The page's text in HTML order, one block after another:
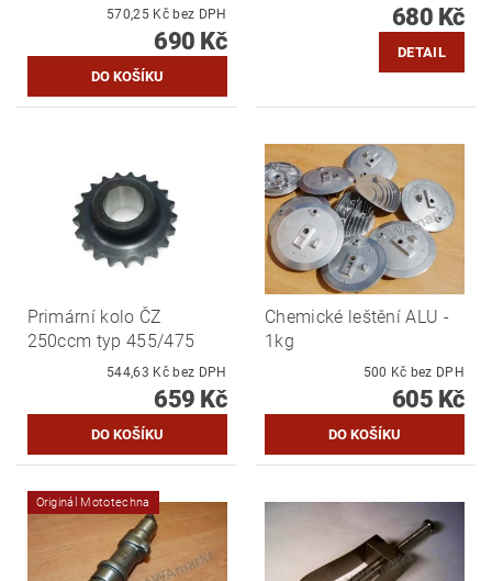
570,25 Kč bez DPH
690 Kč
680 Kč
DETAIL
Primární kolo ČZ
250ccm typ 455/475
544,63 Kč bez DPH
659 Kč
Chemické leštění ALU -
1kg
500 Kč bez DPH
605 Kč
Originál Mototechna